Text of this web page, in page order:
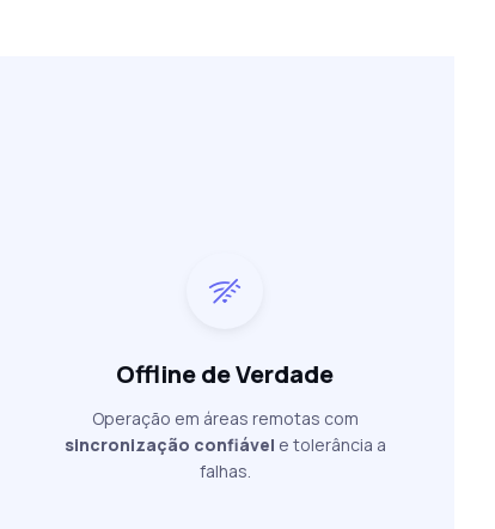
Offline de Verdade
Operação em áreas remotas com
sincronização confiável e tolerância a
falhas.